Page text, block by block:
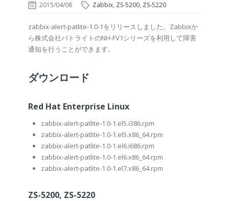
2015/04/08 Zabbix, ZS-5200, ZS-5220
zabbix-alert-patlite-1.0-1をリリースしました。Zabbixか
ら株式会社パトライトのNH-FV1シリーズを利用して障害
通知を行うことができます。
ダウンロード
Red Hat Enterprise Linux
zabbix-alert-patlite-1.0-1.el5.i386.rpm
zabbix-alert-patlite-1.0-1.el5.x86_64.rpm
zabbix-alert-patlite-1.0-1.el6.i686.rpm
zabbix-alert-patlite-1.0-1.el6.x86_64.rpm
zabbix-alert-patlite-1.0-1.el7.x86_64.rpm
ZS-5200, ZS-5220